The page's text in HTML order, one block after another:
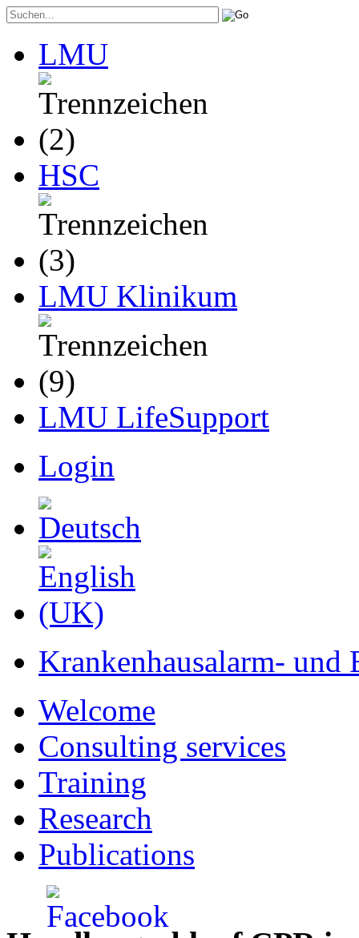
LMU
HSC
LMU Klinikum
LMU LifeSupport
Login
Krankenhausalarm- und
Welcome
Consulting services
Training
Research
Publications